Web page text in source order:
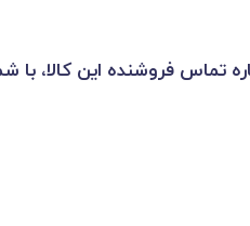
تماس فروشنده این کالا، با